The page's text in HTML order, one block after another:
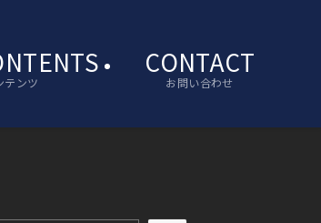
テンツ
CONTACT
お問い合わせ